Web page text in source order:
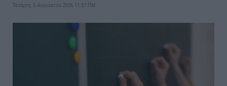
Τετάρτη, 5 Αυγούστου 2026 11:37 ΠΜ